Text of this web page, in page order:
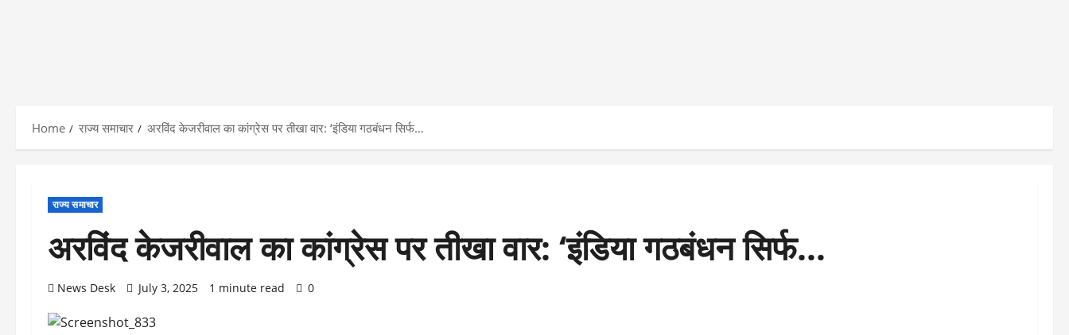
Home राज्य समाचार अरविंद केजरीवाल का कांग्रेस पर तीखा वार: ‘इंडिया गठबंधन सिर्फ…
राज्य समाचार
अरविंद केजरीवाल का कांग्रेस पर तीखा वार: ‘इंडिया गठबंधन सिर्फ…
News Desk July 3, 2025 1 minute read 0